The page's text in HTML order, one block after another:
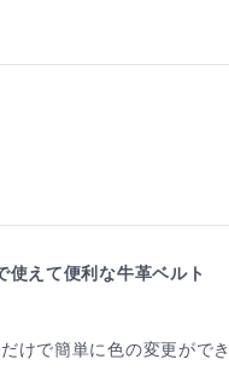
使えて便利な牛革ベルト
けで簡単に色の変更がで